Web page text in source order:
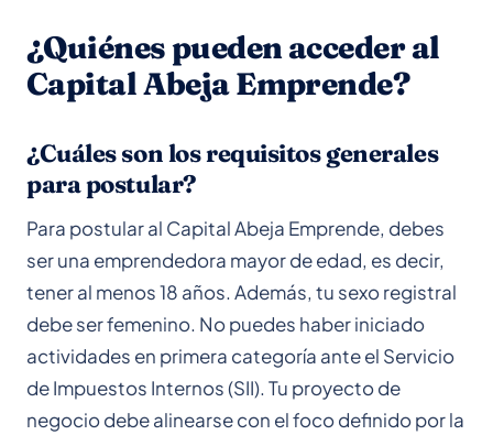
¿Quiénes pueden acceder al
Capital Abeja Emprende?
¿Cuáles son los requisitos generales
para postular?
Para postular al Capital Abeja Emprende, debes
ser una emprendedora mayor de edad, es decir,
tener al menos 18 años. Además, tu sexo registral
debe ser femenino. No puedes haber iniciado
actividades en primera categoría ante el Servicio
de Impuestos Internos (SII). Tu proyecto de
negocio debe alinearse con el foco definido por la